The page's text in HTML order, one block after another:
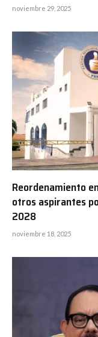
noviembre 29, 2025
Reordenamiento
otros aspirantes
2028
noviembre 18, 2025